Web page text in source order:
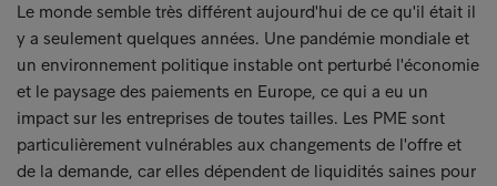
Le monde semble très différent aujourd'hui de ce qu'il était il
y a seulement quelques années. Une pandémie mondiale et
un environnement politique instable ont perturbé l'économie
et le paysage des paiements en Europe, ce qui a eu un
impact sur les entreprises de toutes tailles. Les PME sont
particulièrement vulnérables aux changements de l'offre et
de la demande, car elles dépendent de liquidités saines pour